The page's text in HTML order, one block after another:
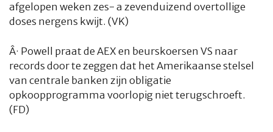
afgelopen weken zes- a zevenduizend overtollige
doses nergens kwijt. (VK)
Â· Powell praat de AEX en beurskoersen VS naar
records door te zeggen dat het Amerikaanse stelsel
van centrale banken zijn obligatie
opkoopprogramma voorlopig niet terugschroeft.
(FD)